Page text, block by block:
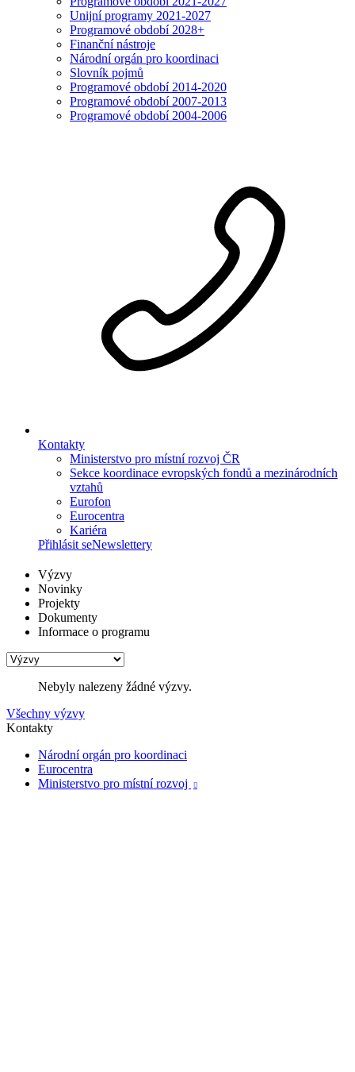
Unijní programy 2021-2027
Programové období 2028+
Finanční nástroje
Národní orgán pro koordinaci
Slovník pojmů
Programové období 2014-2020
Programové období 2007-2013
Programové období 2004-2006
Kontakty
Ministerstvo pro místní rozvoj ČR
Sekce koordinace evropských fondů a mezinárodních
vztahů
Eurofon
Eurocentra
Kariéra
Přihlásit seNewslettery
Výzvy
Novinky
Projekty
Dokumenty
Informace o programu
Nebyly nalezeny žádné výzvy.
Všechny výzvy
Kontakty
Národní orgán pro koordinaci
Eurocentra
Ministerstvo pro místní rozvoj
